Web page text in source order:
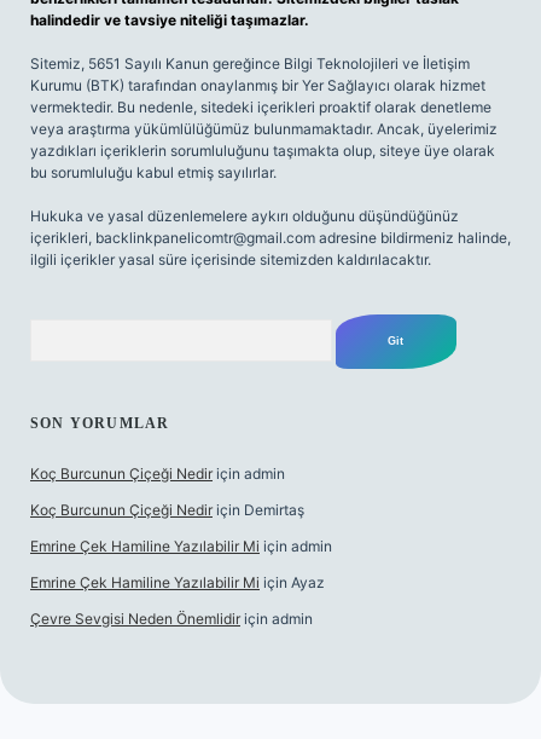
halindedir ve tavsiye niteliği taşımazlar.
Sitemiz, 5651 Sayılı Kanun gereğince Bilgi Teknolojileri ve İletişim
Kurumu (BTK) tarafından onaylanmış bir Yer Sağlayıcı olarak hizmet
vermektedir. Bu nedenle, sitedeki içerikleri proaktif olarak denetleme
veya araştırma yükümlülüğümüz bulunmamaktadır. Ancak, üyelerimiz
yazdıkları içeriklerin sorumluluğunu taşımakta olup, siteye üye olarak
bu sorumluluğu kabul etmiş sayılırlar.
Hukuka ve yasal düzenlemelere aykırı olduğunu düşündüğünüz
içerikleri, backlinkpanelicomtr@gmail.com adresine bildirmeniz halinde,
ilgili içerikler yasal süre içerisinde sitemizden kaldırılacaktır.
SON YORUMLAR
Koç Burcunun Çiçeği Nedir için admin
Koç Burcunun Çiçeği Nedir için Demirtaş
Emrine Çek Hamiline Yazılabilir Mi için admin
Emrine Çek Hamiline Yazılabilir Mi için Ayaz
Çevre Sevgisi Neden Önemlidir için admin